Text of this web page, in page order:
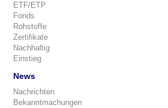
ETF/ETP
Fonds
Rohstoffe
Zertifikate
Nachhaltig
Einstieg
News
Nachrichten
Bekanntmachungen